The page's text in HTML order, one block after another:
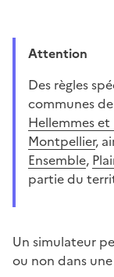
Attention
Des règles spécifiques s’appliquent dans les
communes de
Hellemmes
Montpellier,
Ensemble,
partie du
Un simulateur
ou non dans